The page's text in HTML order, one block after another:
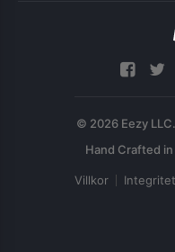
© 2026 Eezy
Villkor